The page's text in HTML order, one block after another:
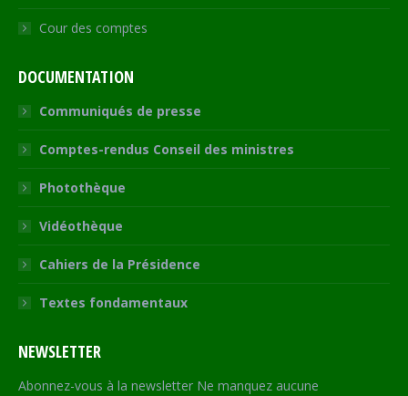
Cour des comptes
DOCUMENTATION
Communiqués de presse
Comptes-rendus Conseil des ministres
Photothèque
Vidéothèque
Cahiers de la Présidence
Textes fondamentaux
NEWSLETTER
Abonnez-vous à la newsletter Ne manquez aucune